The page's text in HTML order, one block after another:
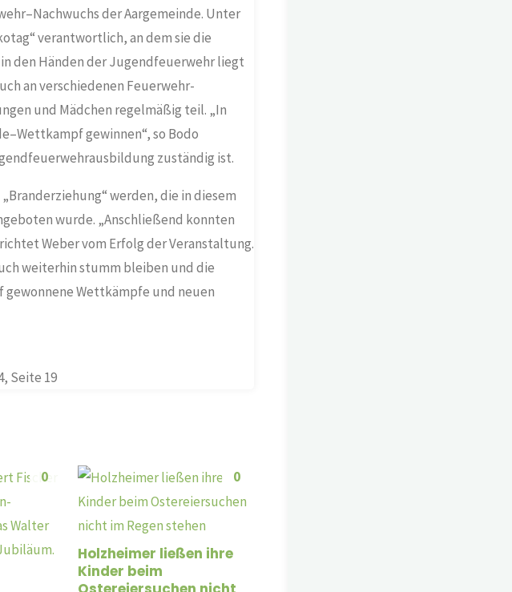
–Nachwuchs der Aargemeinde. Unter
verantwortlich, an dem sie die
den Händen der Jugendfeuerwehr liegt
an verschiedenen Feuerwehr-
und Mädchen regelmäßig teil. „In
–Wettkampf gewinnen“, so Bodo
zuständig ist.
werden, die in diesem
wurde. „Anschließend konnten
Weber vom Erfolg der Veranstaltung.
weiterhin stumm bleiben und die
Wettkämpfe und neuen
Seite 19
0 0
Holzheimer ließen ihre
Kinder beim